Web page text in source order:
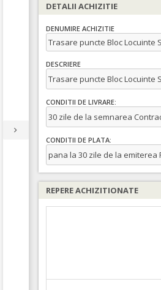
DETALII ACHIZITIE
DENUMIRE ACHIZITIE
Trasare puncte Bloc Locuinte
DESCRIERE
Trasare puncte Bloc Locuinte
CONDITII DE LIVRARE:
30 zile de la semnarea
CONDITII DE PLATA:
pana la 30 zile de la emiterea
REPERE ACHIZITIONATE